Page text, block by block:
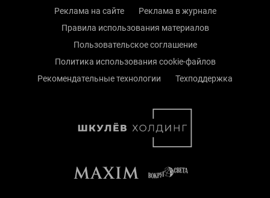
Реклама на сайте
Реклама в журнале
Правила использования материалов
Пользовательское соглашение
Политика использования cookie-файлов
Рекомендательные технологии
Техподдержка